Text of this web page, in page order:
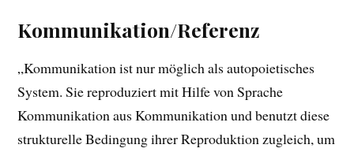
Kommunikation/Referenz
„Kommunikation ist nur möglich als autopoietisches
System. Sie reproduziert mit Hilfe von Sprache
Kommunikation aus Kommunikation und benutzt diese
strukturelle Bedingung ihrer Reproduktion zugleich, um